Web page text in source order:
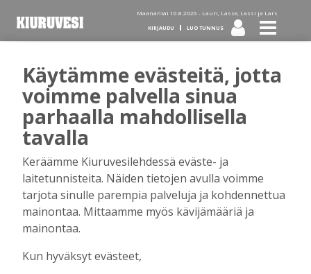
Maanantai 10.8.2026 - Lauri, Lasse, Lassi ja Lars
KIRJAUDU LUO TUNNUS
Tilaa Kiuruvesi-lehti diginä
tai kotiinkannettuna!
Kirjaudu
Sähköposti
Käytämme evästeitä, jotta
voimme palvella sinua
parhaalla mahdollisella
tavalla
Keräämme Kiuruvesilehdessä eväste- ja
laitetunnisteita. Näiden tietojen avulla voimme
tarjota sinulle parempia palveluja ja kohdennettua
mainontaa. Mittaamme myös kävijämääriä ja
mainontaa.
Kun hyväksyt evästeet,